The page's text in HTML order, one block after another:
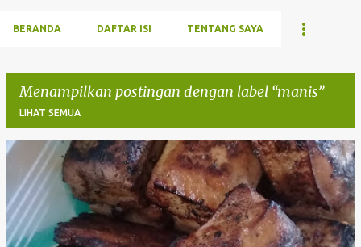
BERANDA DAFTAR ISI TENTANG SAYA
Menampilkan postingan dengan label manis
LIHAT SEMUA
o
s
t